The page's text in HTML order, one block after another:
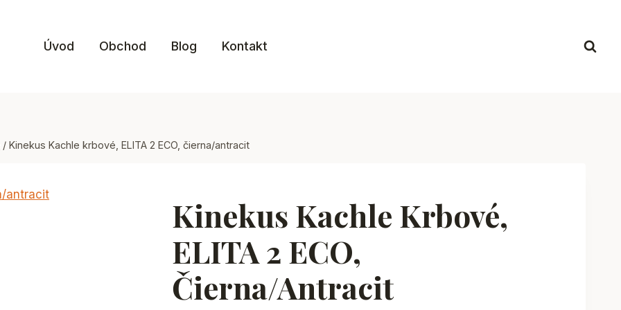
Úvod Obchod Blog Kontakt
/ Kinekus Kachle krbové, ELITA 2 ECO, čierna/antracit
Kinekus Kachle Krbové,
ELITA 2 ECO,
Čierna/antracit